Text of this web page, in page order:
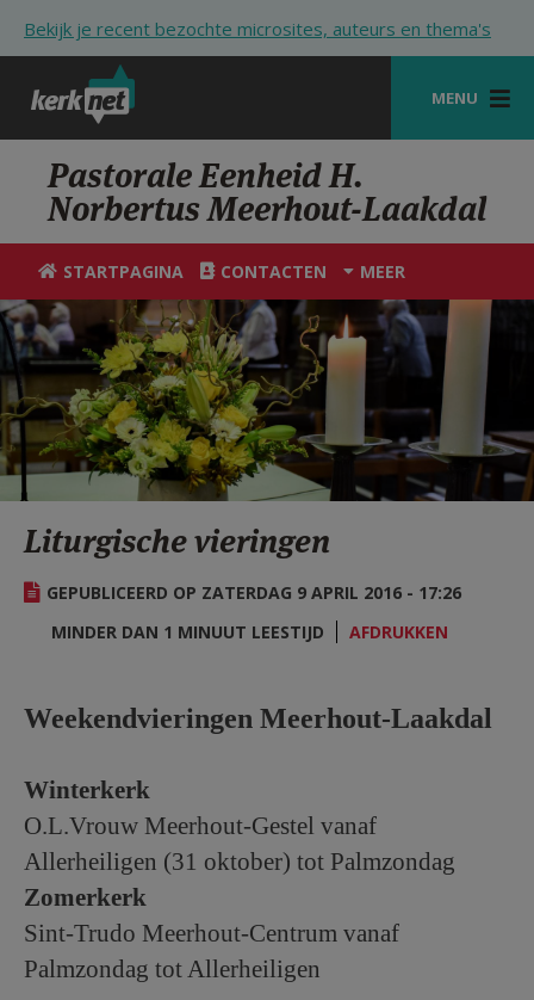
Bekijk je recent bezochte microsites, auteurs en thema's
MENU
STARTPAGINA
KERK
VIERINGEN
SHOP
ZOEKEN
HULP
STARTPAGINA PORTAAL
MIJN PAROCHIE
AANMELDEN OF REGISTREREN
Pastorale Eenheid H.
Norbertus Meerhout-Laakdal
STARTPAGINA CONTACTEN MEER
Liturgische vieringen
GEPUBLICEERD OP ZATERDAG 9 APRIL 2016 - 17:26
MINDER DAN 1 MINUUT LEESTIJD
AFDRUKKEN
Weekendvieringen Meerhout-Laakdal
Winterkerk
O.L.Vrouw Meerhout-Gestel vanaf
Allerheiligen (31 oktober) tot Palmzondag
Zomerkerk
Sint-Trudo Meerhout-Centrum vanaf
Palmzondag tot Allerheiligen